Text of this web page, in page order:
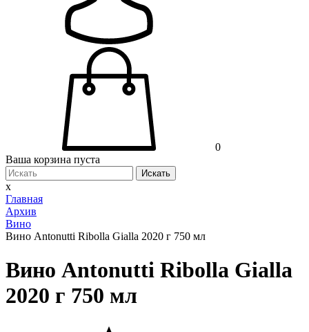
0
Ваша корзина пуста
Искать
x
Главная
Архив
Вино
Вино Antonutti Ribolla Gialla 2020 г 750 мл
Вино Antonutti Ribolla Gialla
2020 г 750 мл